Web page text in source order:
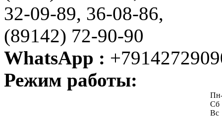
32-09-89, 36-08-86,
(89142) 72-90-90
WhatsApp :
Режим работы:
Сб
Вс